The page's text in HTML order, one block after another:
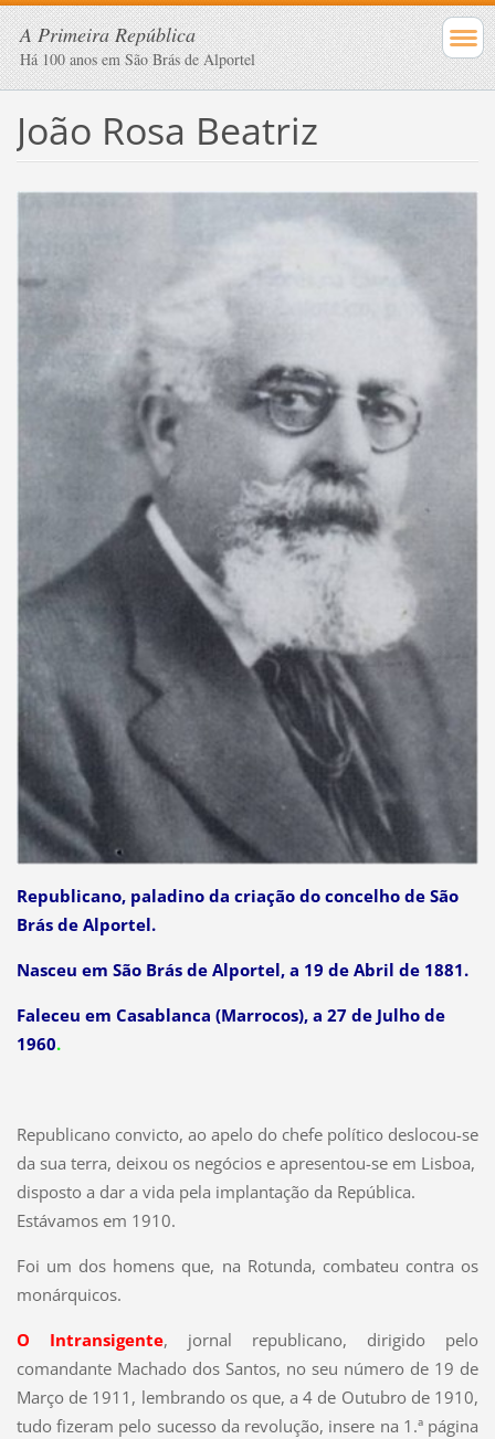
A Primeira República
Há 100 anos em São Brás de Alportel
João Rosa Beatriz
Republicano, paladino da criação do concelho de São
Brás de Alportel.
Nasceu em São Brás de Alportel, a 19 de Abril de 1881.
Faleceu em Casablanca (Marrocos), a 27 de Julho de
1960.
Republicano convicto, ao apelo do chefe político deslocou-se
da sua terra, deixou os negócios e apresentou-se em Lisboa,
disposto a dar a vida pela implantação da República.
Estávamos em 1910.
Foi um dos homens que, na Rotunda, combateu contra os
monárquicos.
O Intransigente, jornal republicano, dirigido pelo
comandante Machado dos Santos, no seu número de 19 de
Março de 1911, lembrando os que, a 4 de Outubro de 1910,
tudo fizeram pelo sucesso da revolução, insere na 1.ª página